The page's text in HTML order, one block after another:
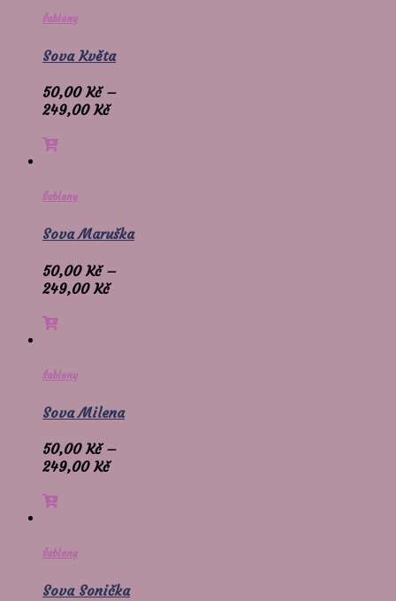
Šablony
Sova Květa
50,00Kč–
249,00Kč
Šablony
Sova Maruška
50,00 Kč–
249,00 Kč
Šablony
Sova Milena
50,00 Kč–
249,00 Kč
Šablony
Sova Sonička